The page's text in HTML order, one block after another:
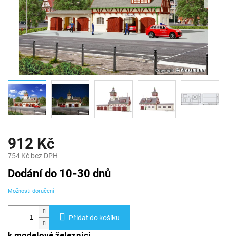
912 Kč
754 Kč bez DPH
Měrná
cena:
Dodání do 10-30 dnů
Možnosti doručení
Přidat do košíku